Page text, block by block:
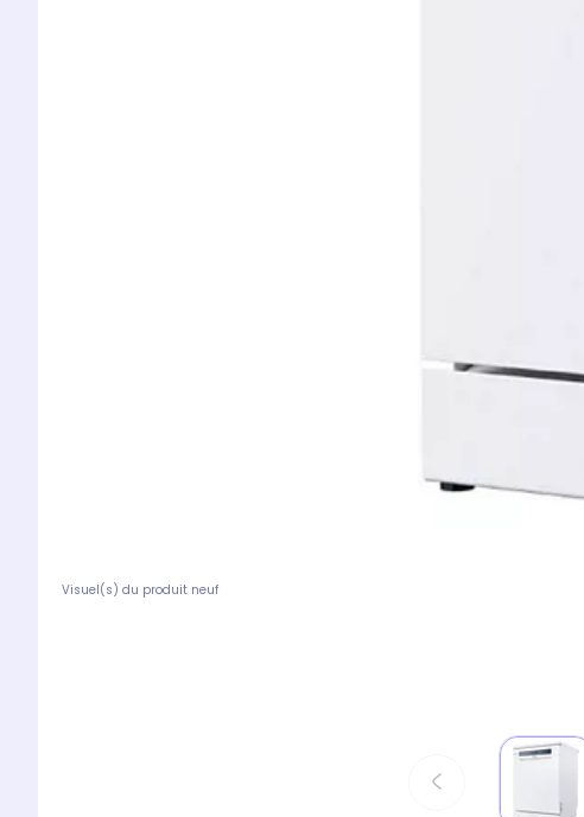
Visuel(s) du produit neuf